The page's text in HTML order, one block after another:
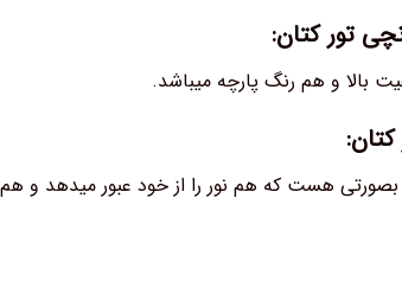
تور کتان:
بالا و هم رنگ پارچه میباشد.
بصورتی هست که هم نور را از خود عبور میدهد و